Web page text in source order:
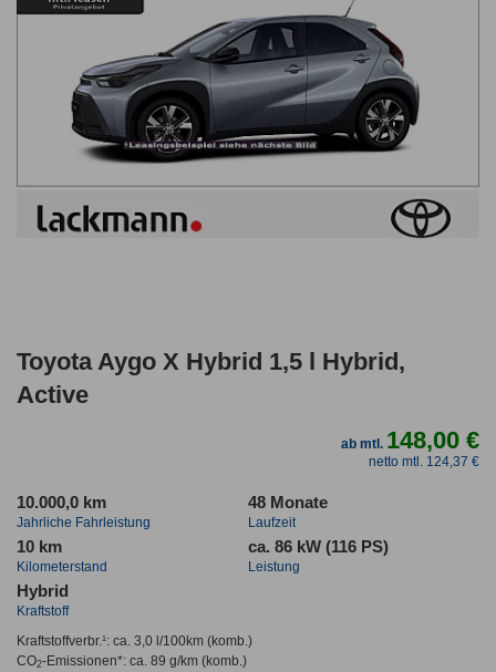
Toyota Aygo X Hybrid 1,5 l Hybrid,
Active
ab mtl. 148,00 €
netto mtl. 124,37 €
10.000,0 km
Jahrliche Fahrleistung
48 Monate
Laufzeit
10 km
Kilometerstand
ca. 86 kW (116 PS)
Leistung
Hybrid
Kraftstoff
Kraftstoffverbr.¹: ca. 3,0 l/100km(komb.)
CO2-Emissionen*: ca. 89 g/km(komb.)